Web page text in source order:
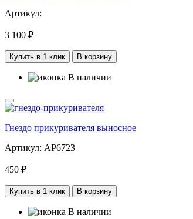
Артикул:
3 100 ₽
Купить в 1 клик В корзину
В наличии
Гнездо прикуривателя выносное
Артикул: AP6723
450 ₽
Купить в 1 клик В корзину
В наличии